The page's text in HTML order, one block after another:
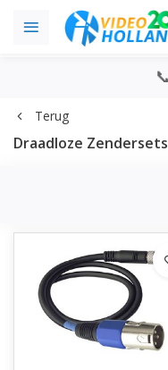
Terug
Draadloze Zendersets